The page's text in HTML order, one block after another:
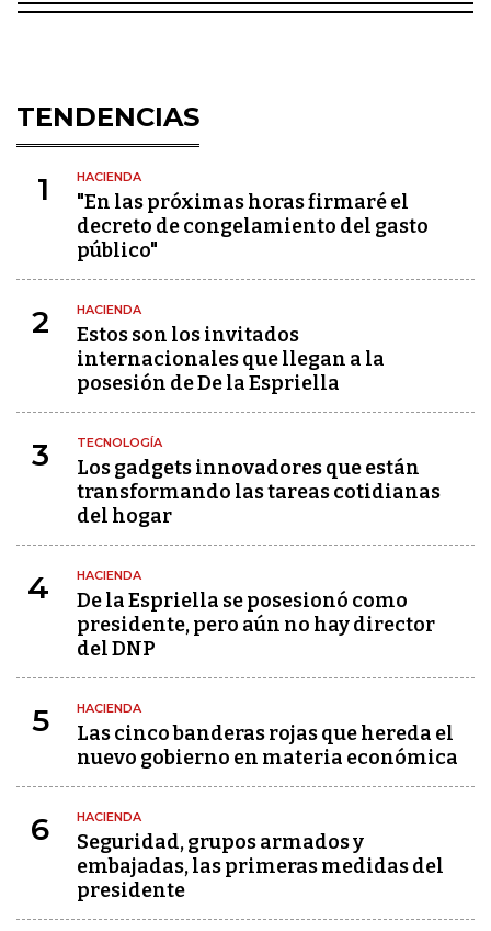
TENDENCIAS
1 HACIENDA
"En las próximas horas firmaré el
decreto de congelamiento del gasto
público"
2 HACIENDA
Estos son los invitados
internacionales que llegan a la
posesión de De la Espriella
3 TECNOLOGÍA
Los gadgets innovadores que están
transformando las tareas cotidianas
del hogar
4 HACIENDA
De la Espriella se posesionó como
presidente, pero aún no hay director
del DNP
5 HACIENDA
Las cinco banderas rojas que hereda el
nuevo gobierno en materia económica
6 HACIENDA
Seguridad, grupos armados y
embajadas, las primeras medidas del
presidente